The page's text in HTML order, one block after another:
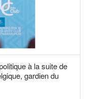
à la suite de
gardien du